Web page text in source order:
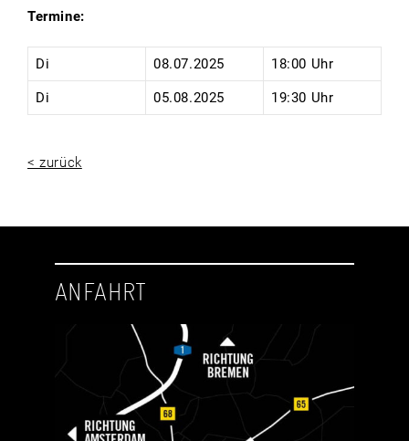
Termine:
Di 08.07.2025 18:00 Uhr
Di 05.08.2025 19:30 Uhr
< zurück
ANFAHRT